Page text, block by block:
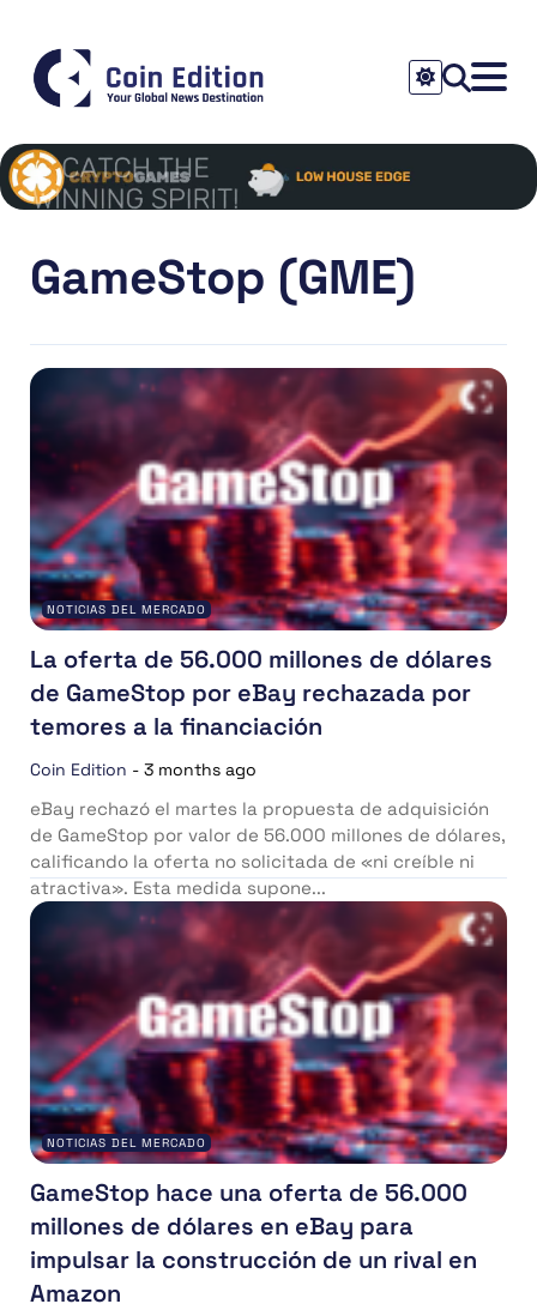
GameStop (GME)
NOTICIAS DEL MERCADO
La oferta de 56.000 millones de dólares
de GameStop por eBay rechazada por
temores a la financiación
Coin Edition - 3 months ago
eBay rechazó el martes la propuesta de adquisición
de GameStop por valor de 56.000 millones de dólares,
calificando la oferta no solicitada de «ni creíble ni
atractiva». Esta medida supone...
NOTICIAS DEL MERCADO
GameStop hace una oferta de 56.000
millones de dólares en eBay para
impulsar la construcción de un rival en
Amazon